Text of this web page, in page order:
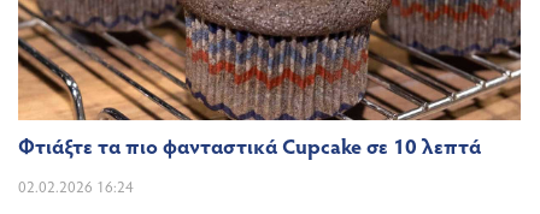
Φτιάξτε τα πιο φανταστικά Cupcake σε 10 λεπτά
02.02.2026 16:24